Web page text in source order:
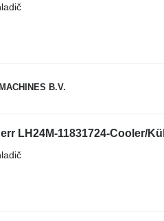
B.V.
LH24M-11831724-Cooler/